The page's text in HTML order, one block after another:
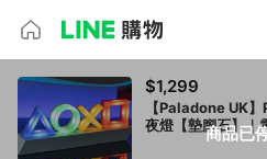
商品已
$1,299
【Paladone UK
夜燈【墊腳石】｜